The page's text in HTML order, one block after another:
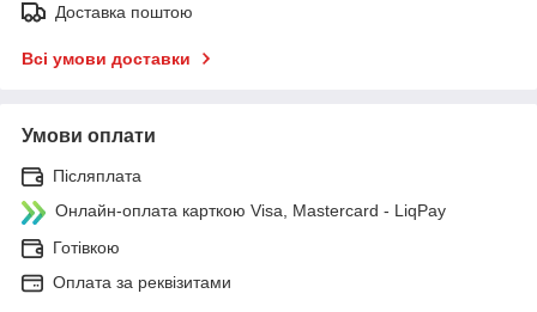
Доставка поштою
Всі умови доставки
Умови оплати
Післяплата
Онлайн-оплата карткою Visa, Mastercard - LiqPay
Готівкою
Оплата за реквізитами